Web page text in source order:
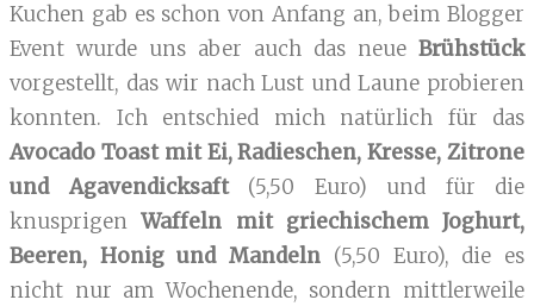
Kuchen gab es schon von Anfang an, beim Blogger
Event wurde uns aber auch das neue Brühstück
vorgestellt, das wir nach Lust und Laune probieren
konnten. Ich entschied mich natürlich für das
Avocado Toast mit Ei, Radieschen, Kresse, Zitrone
und Agavendicksaft(5,50 Euro) und für die
knusprigenWaffeln mit griechischem Joghurt,
Beeren, Honig und Mandeln (5,50 Euro), die es
nicht nur am Wochenende, sondern mittlerweile